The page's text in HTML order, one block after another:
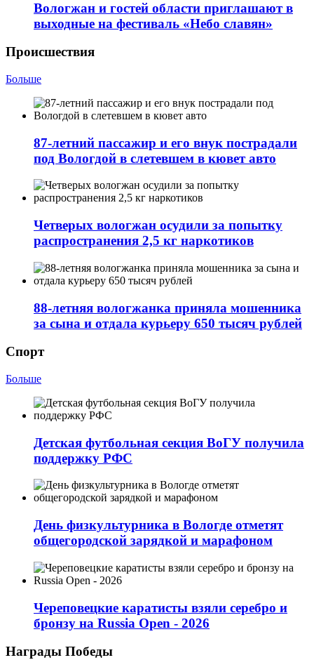
Вологжан и гостей области приглашают в
выходные на фестиваль «Небо славян»
Происшествия
Больше
87-летний пассажир и его внук пострадали
под Вологдой в слетевшем в кювет авто
Четверых вологжан осудили за попытку
распространения 2,5 кг наркотиков
88-летняя вологжанка приняла мошенника
за сына и отдала курьеру 650 тысяч рублей
Спорт
Больше
Детская футбольная секция ВоГУ получила
поддержку РФС
День физкультурника в Вологде отметят
общегородской зарядкой и марафоном
Череповецкие каратисты взяли серебро и
бронзу на Russia Open - 2026
Награды Победы